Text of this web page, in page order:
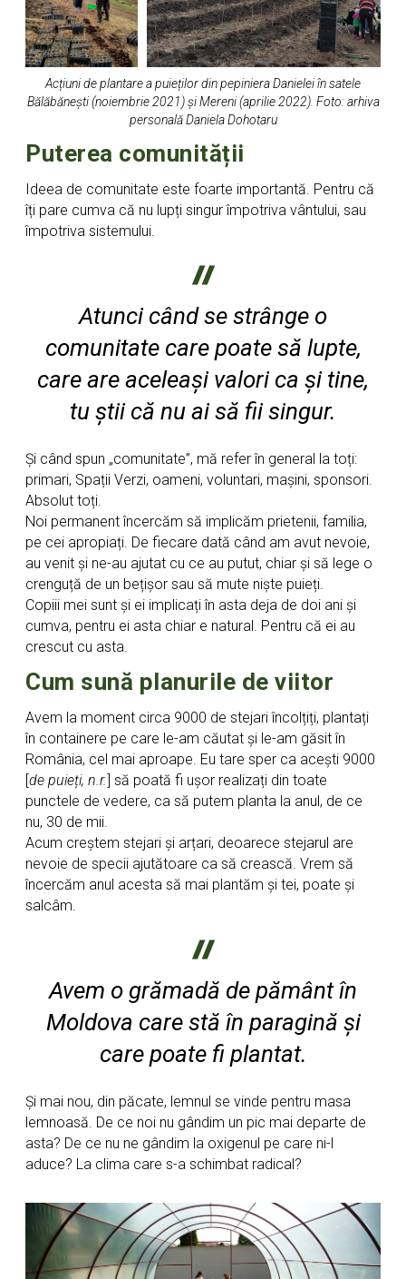
Acțiuni de plantare a puieților din pepiniera Danielei în satele
Bălăbănești (noiembrie 2021) și Mereni (aprilie 2022). Foto: arhiva
personală Daniela Dohotaru
Puterea comunității
Ideea de comunitate este foarte importantă. Pentru că
îți pare cumva că nu lupți singur împotriva vântului, sau
împotriva sistemului.
Atunci când se strânge o
comunitate care poate să lupte,
care are aceleași valori ca și tine,
tu știi că nu ai să fii singur.
Și când spun „comunitate”, mă refer în general la toți:
primari, Spații Verzi, oameni, voluntari, mașini, sponsori.
Absolut toți.
Noi permanent încercăm să implicăm prietenii, familia,
pe cei apropiați. De fiecare dată când am avut nevoie,
au venit și ne-au ajutat cu ce au putut, chiar și să lege o
crenguță de un bețișor sau să mute niște puieți.
Copiii mei sunt și ei implicați în asta deja de doi ani și
cumva, pentru ei asta chiar e natural. Pentru că ei au
crescut cu asta.
Cum sună planurile de viitor
Avem la moment circa 9000 de stejari încolțiți, plantați
în containere pe care le-am căutat și le-am găsit în
România, cel mai aproape. Eu tare sper ca acești 9000
de puieți, n.r. ] să poată fi ușor realizați din toate
punctele de vedere, ca să putem planta la anul, de ce
nu, 30 de mii.
Acum creștem stejari și arțari, deoarece stejarul are
nevoie de specii ajutătoare ca să crească. Vrem să
încercăm anul acesta să mai plantăm și tei, poate și
salcâm.
Avem o grămadă de pământ în
Moldova care stă în paragină și
care poate fi plantat.
Și mai nou, din păcate, lemnul se vinde pentru masa
lemnoasă. De ce noi nu gândim un pic mai departe de
asta? De ce nu ne gândim la oxigenul pe care ni-l
aduce? La clima care s-a schimbat radical?